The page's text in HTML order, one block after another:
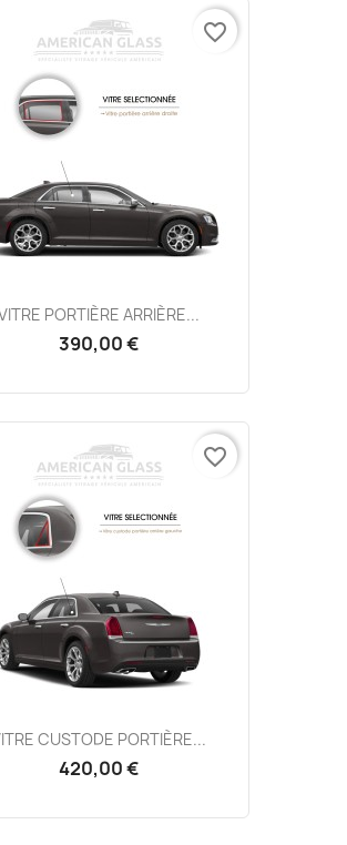
PORTIÈRE ARRIÈRE...
390,00 €
favorite_border
CUSTODE PORTIÈRE...
420,00 €
favorite_border